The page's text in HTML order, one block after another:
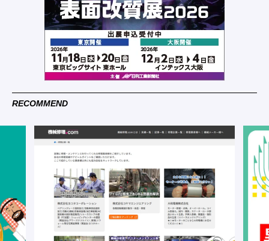
RECOMMEND